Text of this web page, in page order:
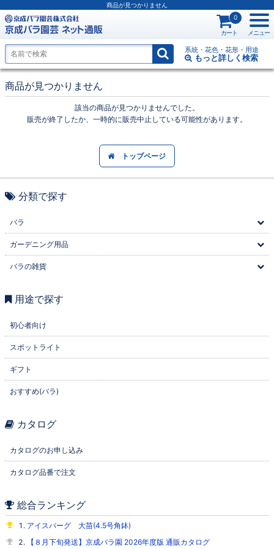
商品が見つかりません
系統・花色・花形・用途
もっと詳しく検索
カート
0
メニュー
商品が見つかりません
該当の商品が見つかりませんでした。
販売が終了したか、一時的に販売中止している可能性があります。
トップページ
分類で探す
バラ
ガーデニング用品
バラの雑貨
用途で探す
初心者向け
スポットライト
ギフト
おすすめ(バラ)
カタログ
カタログのお申し込み
カタログ品番で注文
総合ランキング
アイスバーグ 大苗(4.5号角鉢)
【８月下旬発送】京成バラ園 2026年度版 通販カタログ